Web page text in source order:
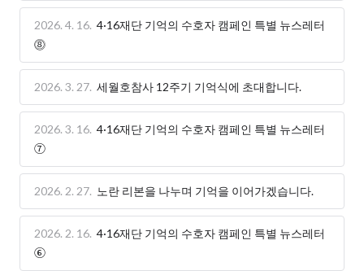
2026. 4. 16. 4·16재단 기억의 수호자 캠페인 특별 뉴스레터
⓼
2026. 3. 27. 세월호참사 12주기 기억식에 초대합니다.
2026. 3. 16. 4·16재단 기억의 수호자 캠페인 특별 뉴스레터
⑦
2026. 2. 27. 노란 리본을 나누며 기억을 이어가겠습니다.
2026. 2. 16. 4·16재단 기억의 수호자 캠페인 특별 뉴스레터
⑥